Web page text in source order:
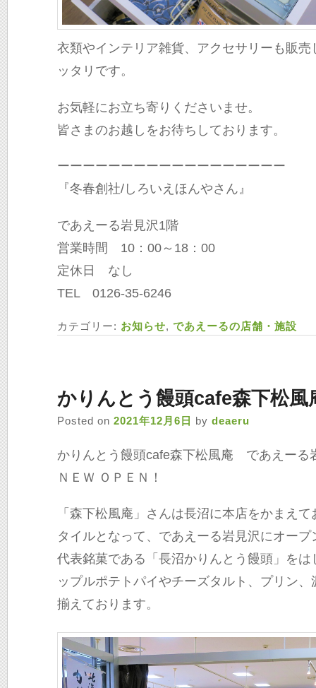
衣類やインテリア雑貨、アクセサリーも販
ッタリです。
お気軽にお立ち寄りくださいませ。
皆さまのお越しをお待ちしております。
ーーーーーーーーーーーーーーーーーー
『冬春創社/しろいえほんやさん』
であえーる岩見沢1階
営業時間 10：00～18：00
定休日 なし
TEL 0126-35-6246
カテゴリー: お知らせ, であえーるの店舗・施設
かりんとう饅頭cafe森下松風
Posted on 2021年12月6日 by deaeru
かりんとう饅頭cafe森下松風庵 であえーる
ＮＥＷ ＯＰＥＮ！
「森下松風庵」さんは長沼に本店をかまえ
タイルとなって、であえーる岩見沢にオープ
代表銘菓である「長沼かりんとう饅頭」を
ップルポテトパイやチーズタルト、プリン
揃えております。